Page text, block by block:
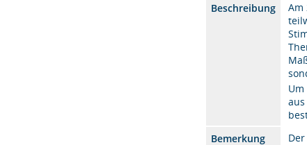
Beschreibung
Am
Bemerkung